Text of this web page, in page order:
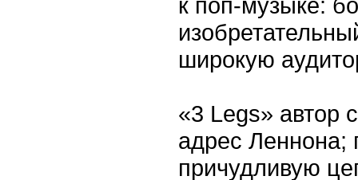
широкую
«3 Legs» автор
адрес Леннона;
причудливую